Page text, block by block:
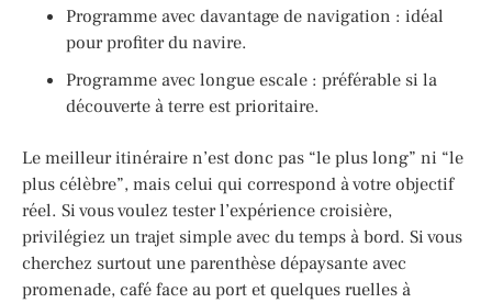
Programme avec davantage de navigation : idéal
pour profiter du navire.
Programme avec longue escale : préférable si la
découverte à terre est prioritaire.
Le meilleur itinéraire n’est donc pas “le plus long” ni “le
plus célèbre”, mais celui qui correspond à votre objectif
réel. Si vous voulez tester l’expérience croisière,
privilégiez un trajet simple avec du temps à bord. Si vous
cherchez surtout une parenthèse dépaysante avec
promenade, café face au port et quelques ruelles à